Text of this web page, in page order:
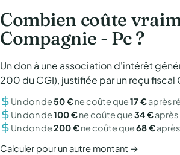
Combien coûte
Compagnie - Pc ?
Un don à une association d'intérêt
200 du CGI), justifiée par un reçu fiscal
Un don de50 €ne coûte que17 €après
Un don de100 €ne coûte que34 €
Un don de200 €ne coûte que68 €
Calculer pour un autre montant →